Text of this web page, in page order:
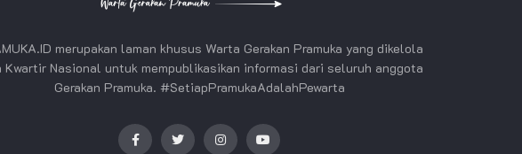
merupakan laman khusus Warta Gerakan Pramuka yang dikelola
Kwartir Nasional untuk mempublikasikan informasi dari seluruh anggota
Gerakan Pramuka. #SetiapPramukaAdalahPewarta